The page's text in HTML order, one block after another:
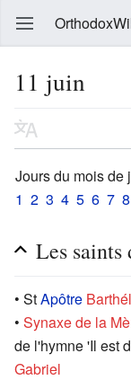
11 juin
Jours du mois de
1 2 3 4 5 6 7 8
Les saints
• StApôtre
• Synaxe de la
de l'hymne 'Il est
Gabriel